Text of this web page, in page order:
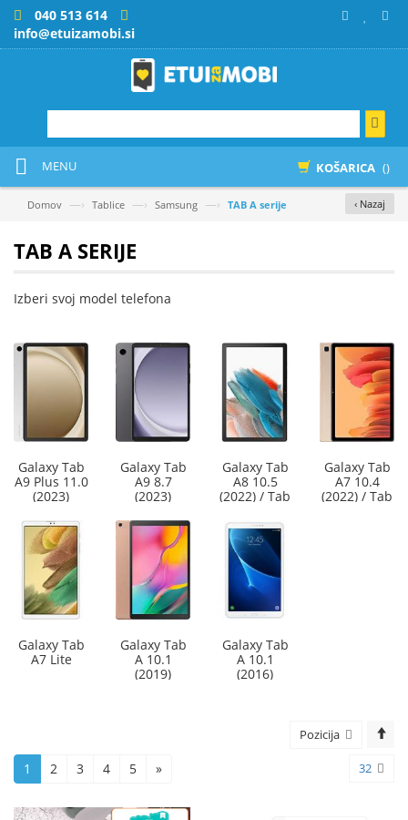
040 513 614
info@etuizamobi.si
KOŠARICA ()
MENU
‹ Nazaj
Domov —› Tablice —› Samsung —› TAB A serije
TAB A SERIJE
Izberi svoj model telefona
Galaxy Tab
A9 Plus 11.0
(2023)
Galaxy Tab
A9 8.7
(2023)
Galaxy Tab
A8 10.5
(2022) / Tab
(2021)
Galaxy Tab
A7 10.4
(2022) / Tab
Galaxy Tab
A7 Lite
Galaxy Tab
A 10.1
(2019)
Galaxy Tab
A 10.1
(2016)
Pozicija
32
1 2 3 4 5 »